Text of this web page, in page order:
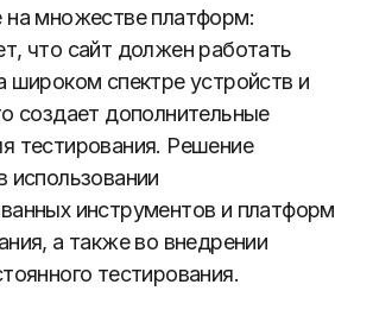
на множестве платформ:
что сайт должен работать
широком спектре устройств и
создает дополнительные
тестирования. Решение
использовании
инструментов и платформ
а также во внедрении
тестирования.